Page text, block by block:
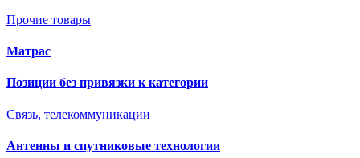
Прочие товары
Матрас
Позиции без привязки к категории
Связь, телекоммуникации
Антенны и спутниковые технологии